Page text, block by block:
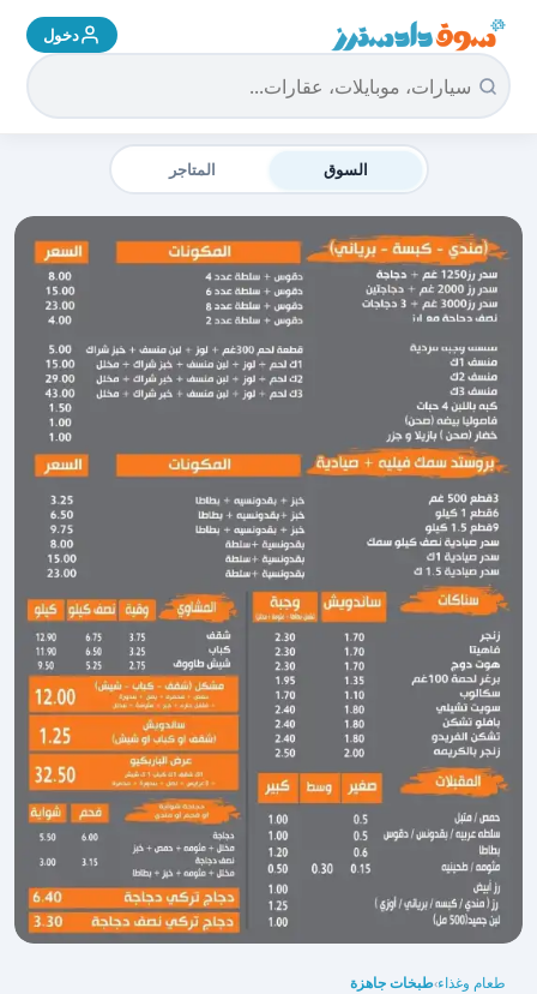
سوق دادسترز الرئيسية دخول
السوق المتاجر
طعام وغذاء›طبخات جاهزة